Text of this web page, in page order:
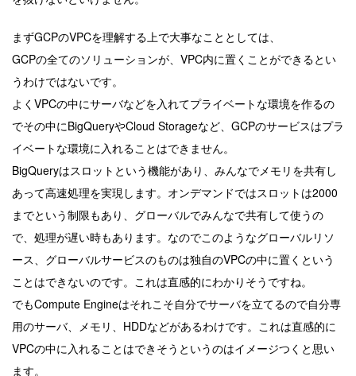
まずGCPのVPCを理解する上で大事なこととしては、
GCPの全てのソリューションが、VPC内に置くことができるとい
うわけではないです。
よくVPCの中にサーバなどを入れてプライベートな環境を作るの
でその中にBigQueryやCloud Storageなど、GCPのサービスはプラ
イベートな環境に入れることはできません。
BigQueryはスロットという機能があり、みんなでメモリを共有し
あって高速処理を実現します。オンデマンドではスロットは2000
までという制限もあり、グローバルでみんなで共有して使うの
で、処理が遅い時もあります。なのでこのようなグローバルリソ
ース、グローバルサービスのものは独自のVPCの中に置くという
ことはできないのです。これは直感的にわかりそうですね。
でもCompute Engineはそれこそ自分でサーバを立てるので自分専
用のサーバ、メモリ、HDDなどがあるわけです。これは直感的に
VPCの中に入れることはできそうというのはイメージつくと思い
ます。